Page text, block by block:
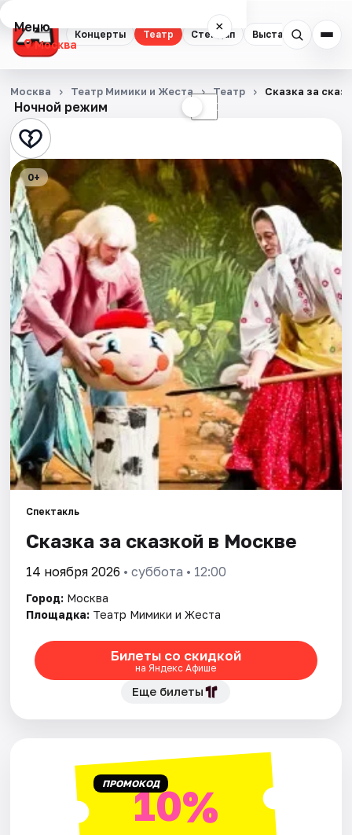
Концерты Театр Стендап Выставки
Меню ×
Москва
Концерты
Театр
Стендап
Выставки
Квесты
Экскурсии
Спорт
События
Города
Площадки
Артисты
Ночной режим ☾
Москва Театр Мимики и Жеста Театр Сказка за
0+
Спектакль
Сказка за сказкой в Москве
14 ноября 2026 • суббота • 12:00
Город: Москва
Площадка: Театр Мимики и Жеста
Билеты со скидкой
на Яндекс Афише
Еще билеты
ПРОМОКОД10%